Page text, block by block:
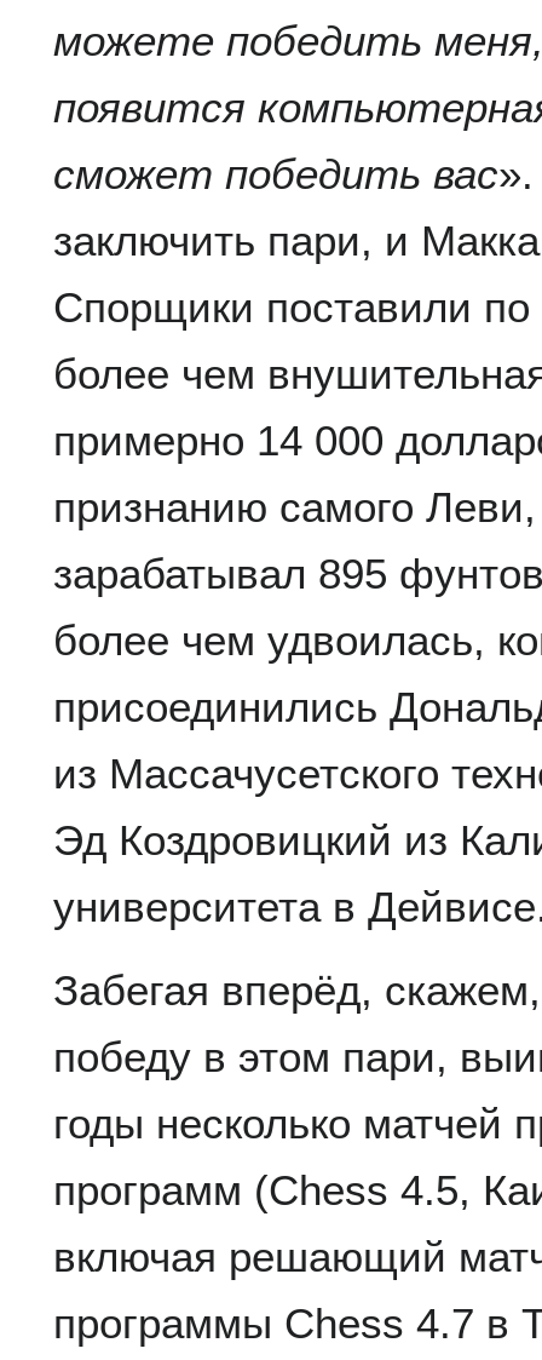
можете победить
появится
сможет победить вас
заключить пари, и
Спорщики поставили
более чем
примерно 14 000
признанию самого
зарабатывал 895
более чем удвоилась,
присоединились
из Массачусетского
Эд Коздровицкий из
университета в
Забегая вперёд,
победу в этом пари,
годы несколько матчей
программ (Chess 4.5,
включая решающий
программы Chess 4.7 в